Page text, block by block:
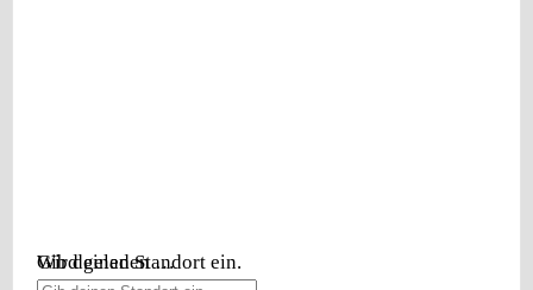
Wird geladen …
Gib deinen Standort ein.